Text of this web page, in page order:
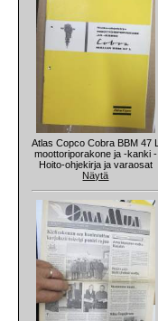
Atlas Copco Cobra BBM 47 L
moottoriporakone ja -kanki -
Hoito-ohjekirja ja varaosat
Näytä